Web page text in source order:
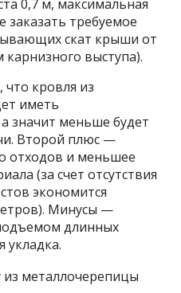
0,7 м, максимальная
требуемое
скат крыши от
карнизного выступа).
кровля из
иметь
значит меньше будет
Второй плюс —
отходов и меньшее
(за счет отсутствия
экономится
Минусы —
длинных
укладка.